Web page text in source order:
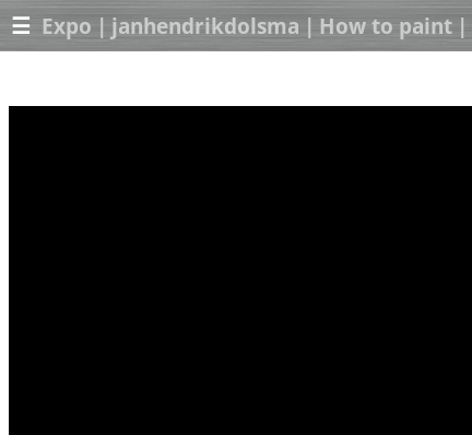
☰ Expo | janhendrikdolsma | How to paint |